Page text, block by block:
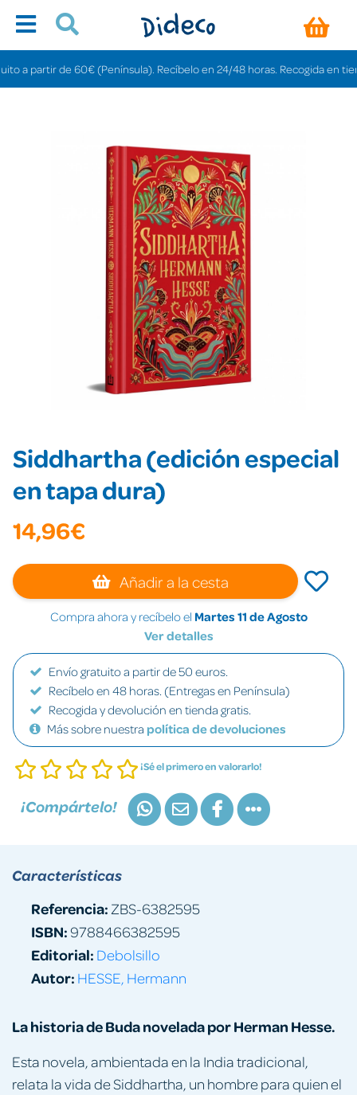
partir de 60€ (Península). Recíbelo en 24/48 horas. Recogida en
Siddhartha (edición especial
en tapa dura)
14,96€
Añadir a la cesta
Compra ahora y recíbelo el Martes 11 de Agosto
Ver detalles
Envío gratuito a partir de 50 euros.
Recíbelo en 48 horas. (Entregas en Península)
Recogida y devolución en tienda gratis.
Más sobre nuestra política de devoluciones
¡Sé el primero en valorarlo!
¡Compártelo!
La historia de Buda novelada por Herman Hesse.
Esta novela, ambientada en la India tradicional,
relata la vida de Siddhartha, un hombre para quien el
Características
Referencia: ZBS-6382595
ISBN:9788466382595
Editorial: Debolsillo
Autor: HESSE, Hermann